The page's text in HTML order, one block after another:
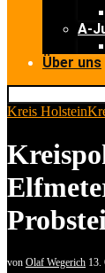
A-
Über uns
Kreis Holstein
von Olaf Wegerich 13.